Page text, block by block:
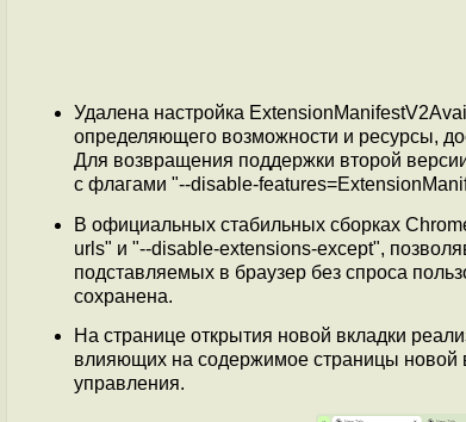
Удалена настройка
определяющего возможности и ресурсы,
Для возвращения поддержки второй
с флагами "--disable-
В официальных стабильных сборках
urls" и "--disable-extensions-except",
подставляемых в браузер без спроса
сохранена.
На странице открытия новой вкладки
влияющих на содержимое страницы новой
управления.